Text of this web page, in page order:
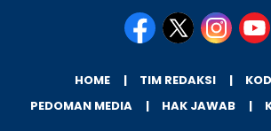
HOME TIM REDAKSI
PEDOMAN MEDIA
HAK JAWAB